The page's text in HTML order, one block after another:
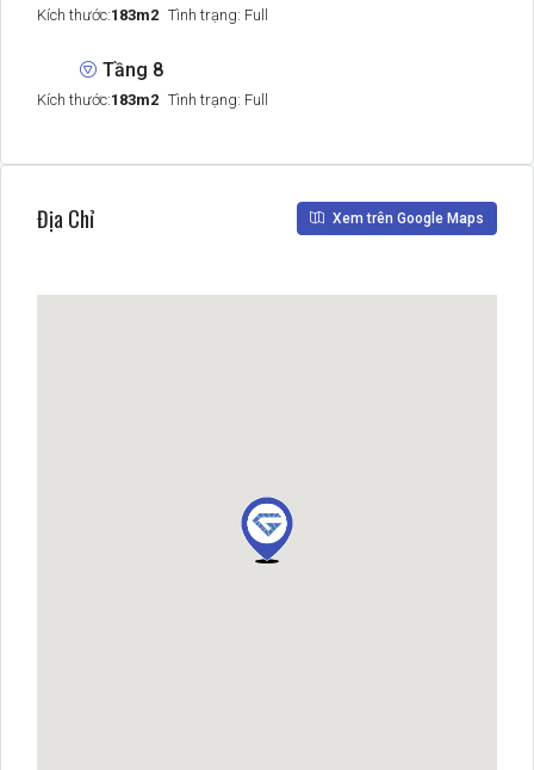
Kích thước:183m2 Tình trạng: Full
Tầng 8
Kích thước:183m2 Tình trạng: Full
Địa Chỉ Xem trên Google Maps